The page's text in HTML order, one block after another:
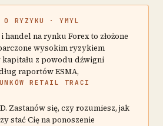
O RYZYKU · YMYL
handel na rynku Forex to złożone
wysokim ryzykiem
z powodu dźwigni
raportów ESMA,
RETAIL TRACI
Zastanów się, czy rozumiesz, jak
stać Cię na ponoszenie